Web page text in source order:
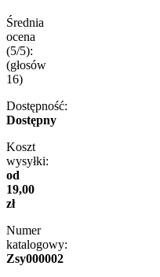
Średnia
ocena
(5/5):
(głosów
16)
Dostępność:
Dostępny
Koszt
wysyłki:
od
19,00
zł
Numer
katalogowy:
Zsy000002